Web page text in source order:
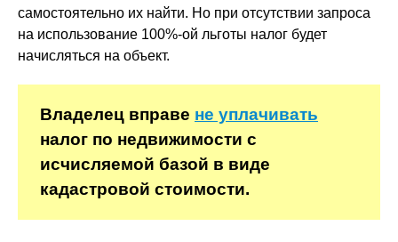
самостоятельно их найти. Но при отсутствии запроса
на использование 100%-ой льготы налог будет
начисляться на объект.
Владелец вправе не уплачивать
налог по недвижимости с
исчисляемой базой в виде
кадастровой стоимости.